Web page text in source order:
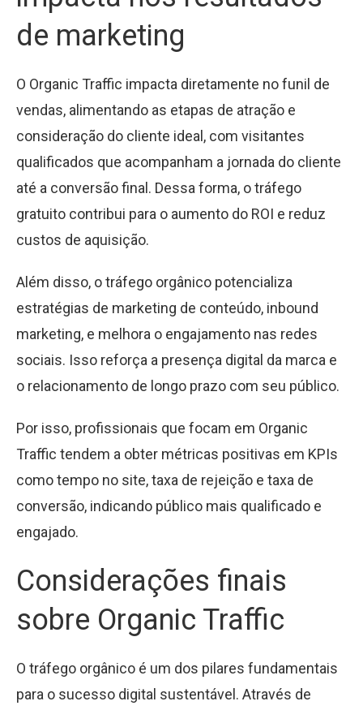
de marketing
O Organic Traffic impacta diretamente no funil de
vendas, alimentando as etapas de atração e
consideração do cliente ideal, com visitantes
qualificados que acompanham a jornada do cliente
até a conversão final. Dessa forma, o tráfego
gratuito contribui para o aumento do ROI e reduz
custos de aquisição.
Além disso, o tráfego orgânico potencializa
estratégias de marketing de conteúdo, inbound
marketing, e melhora o engajamento nas redes
sociais. Isso reforça a presença digital da marca e
o relacionamento de longo prazo com seu público.
Por isso, profissionais que focam em Organic
Traffic tendem a obter métricas positivas em KPIs
como tempo no site, taxa de rejeição e taxa de
conversão, indicando público mais qualificado e
engajado.
Considerações finais
sobre Organic Traffic
O tráfego orgânico é um dos pilares fundamentais
para o sucesso digital sustentável. Através de